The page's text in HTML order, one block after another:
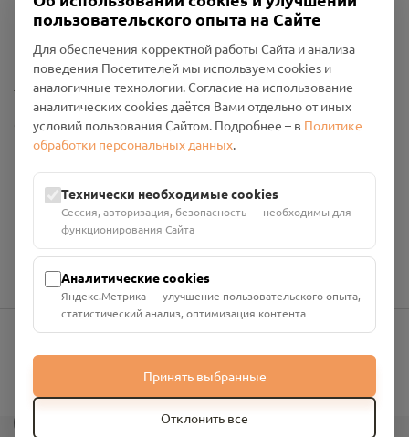
Пользовательское соглашение
Политика конфиденциальности
Промо-материалы
Настройки cookies
Общество с ограниченной ответственностью «Смоленский
Проект Помним»
Юридический адрес: 216790, Смоленская область, р-н
Руднянский, г. Рудня, улица Западная, д. 26А, пом. 18
Номер счёта: 40702810901130004287 в АО "АЛЬФА-БАНК"
Кор. счёт: 30101810200000000593
info@pomnim.online
пользовательского опыта на Сайте
Для обеспечения корректной работы Сайта и анализа
поведения Посетителей мы используем cookies и
аналогичные технологии. Согласие на использование
аналитических cookies даётся Вами отдельно от иных
условий пользования Сайтом. Подробнее – в Политике
обработки персональных данных.
Технически необходимые cookies
Сессия, авторизация, безопасность — необходимы для
функционирования Сайта
Аналитические cookies
Яндекс.Метрика — улучшение пользовательского опыта,
статистический анализ, оптимизация контента
Принять выбранные
Отклонить все